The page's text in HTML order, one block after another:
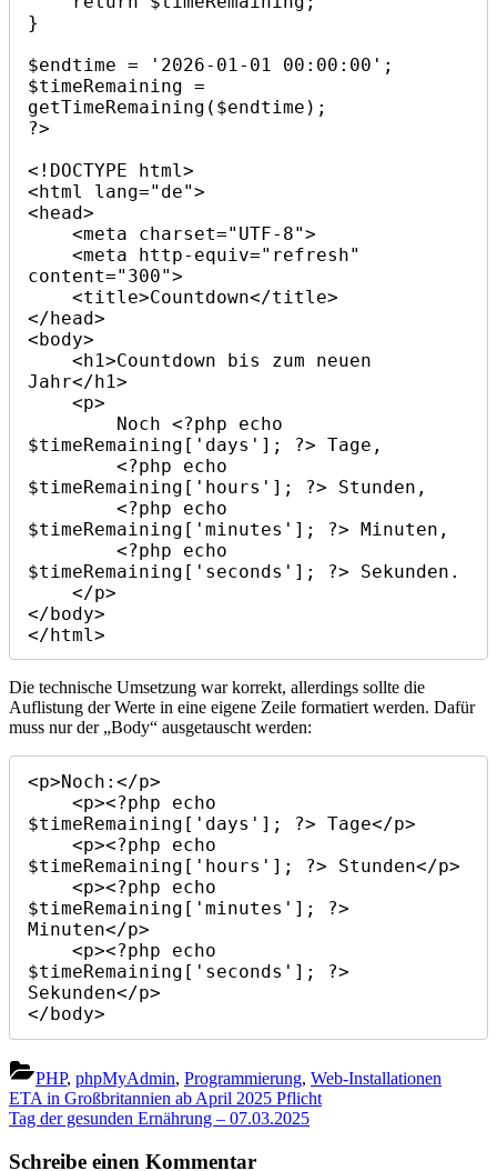
}
$endtime = '2026-01-01 00:00:00';
$timeRemaining =
getTimeRemaining($endtime);
?>
<!DOCTYPE html>
<html lang="de">
<head>
content="300">
</head>
<body>
Jahr</h1>
$timeRemaining['days']; ?> Tage,
$timeRemaining['hours']; ?> Stunden,
$timeRemaining['minutes']; ?> Minuten,
$timeRemaining['seconds']; ?> Sekunden.
</body>
</html>
Die technische Umsetzung war korrekt, allerdings sollte die
Auflistung der Werte in eine eigene Zeile formatiert werden. Dafür
muss nur der „Body“ ausgetauscht werden:
<p>Noch:</p>
$timeRemaining['days']; ?> Tage</p>
$timeRemaining['hours']; ?> Stunden</p>
$timeRemaining['minutes']; ?>
Minuten</p>
$timeRemaining['seconds']; ?>
Sekunden</p>
</body>
PHP, phpMyAdmin, Programmierung, Web-Installationen
Beitragsnavigation
Previous
Post:
ETA in Großbritannien ab April 2025 Pflicht
Next
Tag der gesunden Ernährung – 07.03.2025
Schreibe einen Kommentar